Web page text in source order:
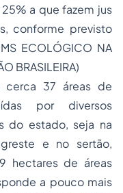
a que fazem jus
conforme previsto
ECOLÓGICO NA
BRASILEIRA)
cerca 37 áreas de
por diversos
do estado, seja na
e no sertão,
hectares de áreas
a pouco mais